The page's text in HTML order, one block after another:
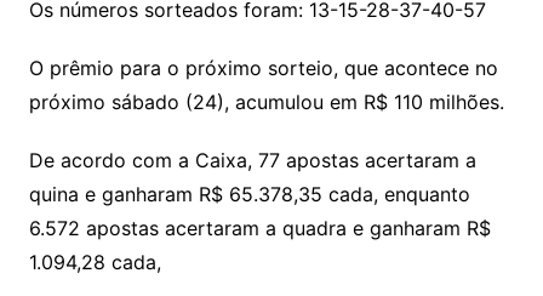
Os números sorteados foram: 13-15-28-37-40-57
O prêmio para o próximo sorteio, que acontece no
próximo sábado (24), acumulou em R$ 110 milhões.
De acordo com a Caixa, 77 apostas acertaram a
quina e ganharam R$ 65.378,35 cada, enquanto
6.572 apostas acertaram a quadra e ganharam R$
1.094,28 cada,